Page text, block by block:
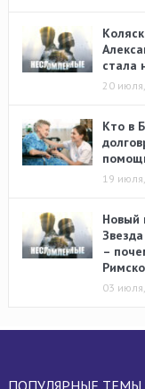
стала
20
Кто в
19
Новый
–
03
ПОПУЛЯРНЫЕ ТЕМЫ